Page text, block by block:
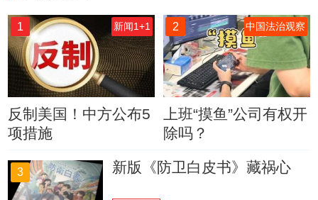
1 新闻1+1
反制美国！中方公布5
项措施
2 中国法治观察
上班“摸鱼”公司有权开
除吗？
3 新版《防卫白皮书》藏祸心